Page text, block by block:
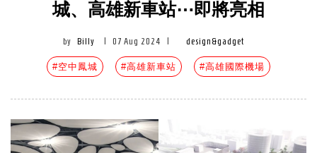
城、高雄新車站⋯即將亮相
by Billy 07 Aug 2024 design&gadget
#空中鳳城 #高雄新車站 #高雄國際機場